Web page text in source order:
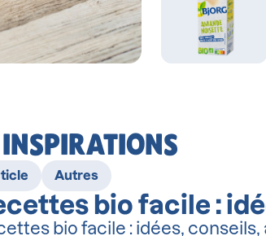
Autres
bio facile :
bio facile : idées, conseils,